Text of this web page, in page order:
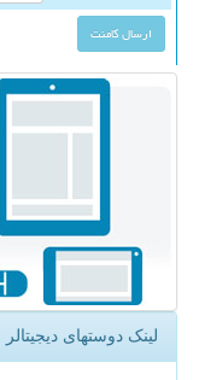
لینک دوستهای دیجیتالر